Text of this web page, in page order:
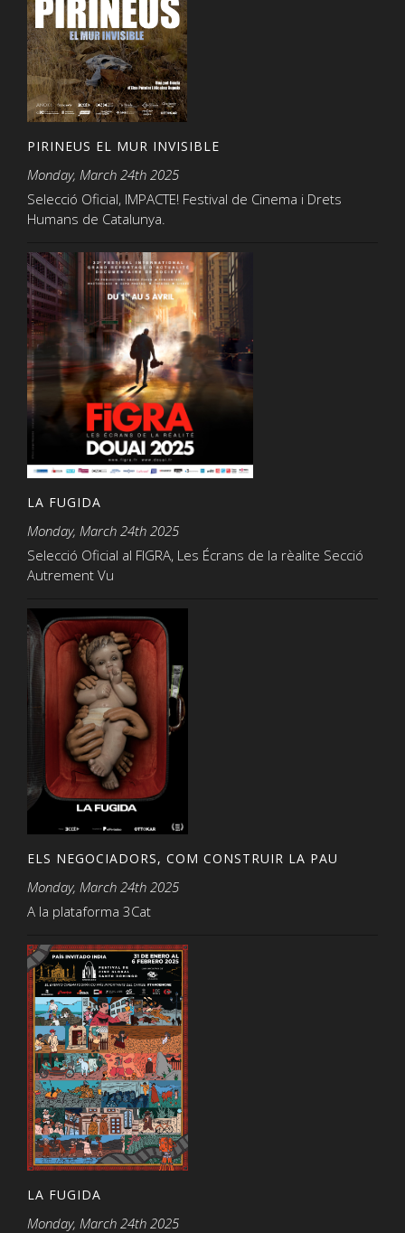
PIRINEUS EL MUR INVISIBLE
Monday, March 24th 2025
Selecció Oficial, IMPACTE! Festival de Cinema i Drets
Humans de Catalunya.
LA FUGIDA
Monday, March 24th 2025
Selecció Oficial al FIGRA, Les Écrans de la rèalite Secció
Autrement Vu
ELS NEGOCIADORS, COM CONSTRUIR LA PAU
Monday, March 24th 2025
A la plataforma 3Cat
LA FUGIDA
Monday, March 24th 2025